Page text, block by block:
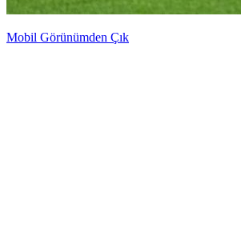
Mobil Görünümden Çık